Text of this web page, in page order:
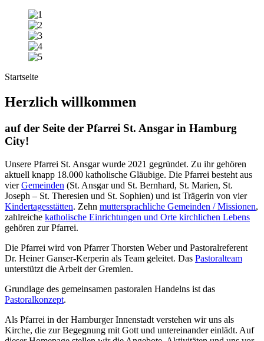
Startseite
Herzlich willkommen
auf der Seite der Pfarrei St. Ansgar in Hamburg
City!
Unsere Pfarrei St. Ansgar wurde 2021 gegründet. Zu ihr gehören
aktuell knapp 18.000 katholische Gläubige. Die Pfarrei besteht aus
vierGemeinden (St. Ansgar und St. Bernhard, St. Marien, St.
Joseph – St. Theresien und St. Sophien) und ist Trägerin von vier
Kindertagesstätten. Zehn muttersprachliche Gemeinden / Missionen,
zahlreiche katholische Einrichtungen und Orte kirchlichen Lebens
gehören zur Pfarrei.
Die Pfarrei wird von Pfarrer Thorsten Weber und Pastoralreferent
Dr. Heiner Ganser-Kerperin als Team geleitet. Das Pastoralteam
unterstützt die Arbeit der Gremien.
Grundlage des gemeinsamen pastoralen Handelns ist das
Pastoralkonzept.
Als Pfarrei in der Hamburger Innenstadt verstehen wir uns als
Kirche, die zur Begegnung mit Gott und untereinander einlädt. Auf